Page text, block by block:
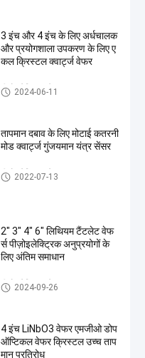
3 इंच और 4 इंच के लिए अर्धचालक
और प्रयोगशाला उपकरण के लिए ए
कल क्रिस्टल क्वार्ट्ज वेफर
पीजोइलेक्ट्रिक वेफर
2024-06-11
तापमान दबाव के लिए मोटाई कतरनी
मोड क्वार्ट्ज गुंजयमान यंत्र सेंसर
पीजोइलेक्ट्रिक वेफर
2022-07-13
2" 3" 4" 6" लिथियम टैंटलेट वेफ
र्स पीज़ोइलेक्ट्रिक अनुप्रयोगों के
लिए अंतिम समाधान
पीजोइलेक्ट्रिक वेफर
2024-09-26
4 इंच LiNbO3 वेफर एमजीओ डोप
ऑप्टिकल वेफर क्रिस्टल उच्च ताप
मान प्रतिरोध